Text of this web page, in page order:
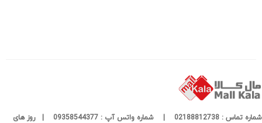
شماره تماس : 02188812738 | شماره واتس آپ : 09358544377 | روز های